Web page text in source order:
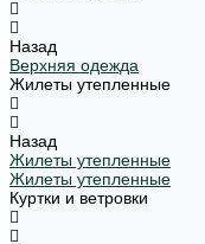
Назад
Верхняя одежда
Жилеты утепленные
Назад
Жилеты утепленные
Жилеты утепленные
Куртки и ветровки